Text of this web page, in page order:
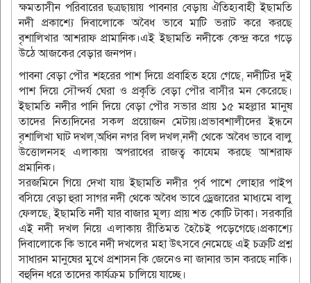
ক্ষমতাসীন পরিবারের ছত্রছায়ায় পাবনার বেড়ায় ঐতিহ্যবাহী ইছামতি
নদী প্রকাশ্যে দিবালোকে অবৈধ ভাবে মাটি ভরাট করে করছে
বৃশালিখার আশরাফ প্রামানিক।এই ইছামতি নদীকে কেন্দ্র করে গড়ে
উঠে আজকের বেড়ার জনপদ।
পাবনা বেড়া পৌর শহরের পাশ দিয়ে প্রবাহিত হয়ে গেছে, নদীটির দুই
পাশ দিয়ে সৌন্দর্য ঘেরা ও প্রকৃতি বেড়া পৌর বাসীর মন কেরেছে।
ইছামতি নদীর পানি দিয়ে বেড়া পৌর সভার প্রায় ১৫ মহল্লার মানুষ
তাদের নিত্যদিনের সকল প্রয়োজন মেটায়।প্রভাবশালীদের ইন্ধনে
বৃশালিখা ঘাট দখল,অধিন নগর বিল দখল,নদী থেকে অবৈধ ভাবে বালু
উত্তোলনসহ এলাকায় অপরাধের রাজত্ব কাযেম করছে আশরাফ
প্রমানিক।
সরজমিনে গিয়ে দেখা যায় ইছামতি নদীর পৃর্ব পাশে লোহার পাইপ
বসিয়ে বেড়া হুরা সাগর নদী থেকে অবৈধ ভাবে ড্রেজারের মাধ্যমে বালু
ফেলছে, ইছামতি নদী যার বাজার মূল্য প্রায় শত কোটি টাকা। সরকারি
এই নদী দখল নিয়ে এলাকায় রীতিমত হৈচৈই পড়েগেছে।প্রকাশ্যে
দিবালোকে কি ভাবে নদী দখলের মহা উৎসবে নেমেছে এই চক্রটি প্রশ্ন
সাধারন মানুষের মুখে প্রশাসন কি জেনেও না জানার ভান করছে নাকি।
বহুদিন ধরে তাদের কার্যক্রম চালিয়ে যাচ্ছে।